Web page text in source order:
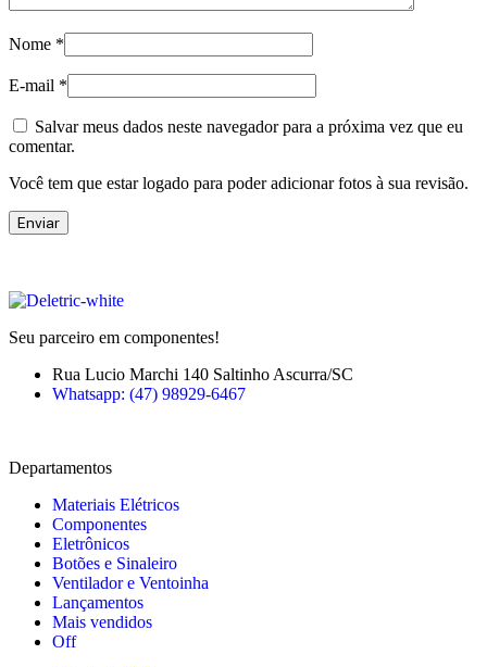
Nome *
E-mail *
Salvar meus dados neste navegador para a próxima vez que eu
comentar.
Você tem que estar logado para poder adicionar fotos à sua revisão.
Seu parceiro em componentes!
Rua Lucio Marchi 140 Saltinho Ascurra/SC
Whatsapp: (47) 98929-6467
Departamentos
Materiais Elétricos
Componentes
Eletrônicos
Botões e Sinaleiro
Ventilador e Ventoinha
Lançamentos
Mais vendidos
Off